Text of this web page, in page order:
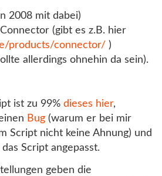
2008 mit dabei)
(gibt es z.B. hier
products/connector/ )
allerdings ohnehin da sein).
ist zu 99% dieses hier,
Bug (warum er bei mir
Script nicht keine Ahnung) und
Script angepasst.
geben die